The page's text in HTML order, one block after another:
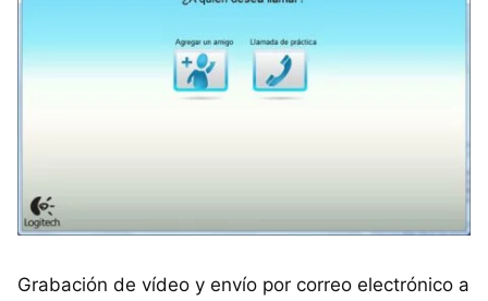
Grabación de vídeo y envío por correo electrónico a